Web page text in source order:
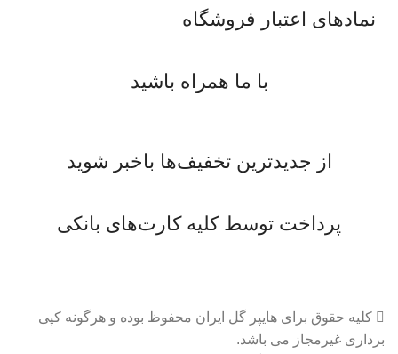
نمادهای اعتبار فروشگاه
با ما همراه باشید
از جدیدترین تخفیف‌ها باخبر شوید
پرداخت توسط کلیه کارت‌های بانکی
کلیه حقوق برای هایپر گل ایران محفوظ بوده و هرگونه کپی
برداری غیرمجاز می باشد.